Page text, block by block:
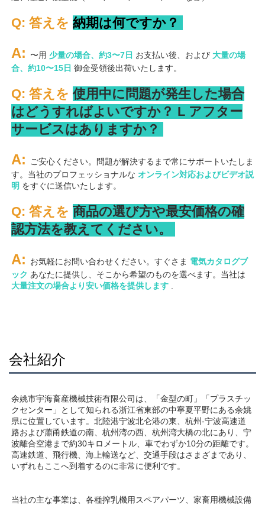
Q: 答えを 納期は何ですか？
A: 〜用 少量の場合、約3〜7日 お支払い後、および 大量の場
合、約10〜15日 御金受領後出荷いたします。
Q: 答えを 使用中に問題が発生した場合
はどうすればよいですか？ L アフター
サービスはありますか？
A:
ご安心ください。問題が解決するまで常にサポートいたしま
す。当社のプロフェッショナルな オンライン対応およびビデオ説
明 をすぐに送信いたします。
Q: 答えを 商品の選び方や最安価格の確
認方法を教えてください。
A: お気軽にお問い合わせください。すぐさま 電気カタログブ
ック
大量注文の場合より安い価格を提供します
会社紹介
余姚市宇海畜産機械技術有限公司は、「金型の町」「プラスチッ
クセンター」として知られる浙江省東部の中寧夏平野にある余姚
県に位置しています。北陸港宁波北仑港の東、杭州-宁波高速道
路および蕭甬鉄道の南、杭州湾の西、杭州湾大橋の北にあり、宁
波離合空港まで約30キロメートル、車でわずか10分の距離です。
高速鉄道、飛行機、海上輸送など、交通手段はさまざまであり、
いずれもここへ到着するのに非常に便利です。
当社の主な事業は、各種搾乳機用スペアパーツ、家畜用機械設備